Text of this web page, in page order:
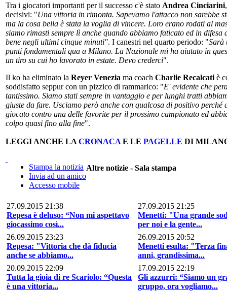
Tra i giocatori importanti per il successo c'è stato Andrea Cinciarini
decisivi: "Una vittoria in rimonta. Sapevamo l'attacco non sarebbe
ma la cosa bella è stata la voglia di vincere. Loro erano rodati al
siamo rimasti sempre lì anche quando abbiamo faticato ed in difesa
bene negli ultimi cinque minuti". I canestri nel quarto periodo: "Sarà
punti fondamentali qua a Milano. La Nazionale mi ha aiutato in
un tiro su cui ho lavorato in estate. Devo crederci".
Il ko ha eliminato la Reyer Venezia ma coach Charlie Recalcati è
soddisfatto seppur con un pizzico di rammarico: "E' evidente che
tantissimo. Siamo stati sempre in vantaggio e per lunghi tratti
giuste da fare. Usciamo però anche con qualcosa di positivo perché
giocato contro una delle favorite per il prossimo campionato ed
colpo quasi fino alla fine".
LEGGI ANCHE LA CRONACA E LE PAGELLE DI
Stampa la notizia
Invia ad un amico
Accesso mobile
Altre notizie - Sala stampa
27.09.2015 21:38
Repesa è deluso: “Non mi aspettavo
giocassimo così...
27.09.2015 21:25
Menetti: "Una grande
per noi e la gente...
26.09.2015 23:23
Repesa: "Vittoria che dà fiducia
anche se abbiamo...
26.09.2015 20:52
Menetti esulta: "Terza
anni, grandissima...
20.09.2015 22:09
Tutta la gioia di re Scariolo: “Questa
è una vittoria...
17.09.2015 22:19
Gli azzurri: “Siamo un
gruppo, ora vogliamo...